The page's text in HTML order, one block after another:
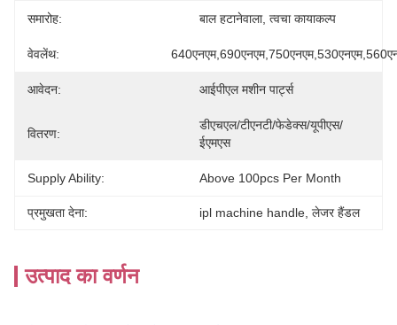
समारोह: बाल हटानेवाला, त्वचा कायाकल्प
वेवलेंथ:
आवेदन: आईपीएल मशीन पार्ट्स
वितरण:
डीएचएल/टीएनटी/फेडेक्स/यूपीएस/
ईएमएस
Supply Ability: Above 100pcs Per Month
प्रमुखता देना: ipl machine handle लेजर हैंडल
उत्पाद का वर्णन